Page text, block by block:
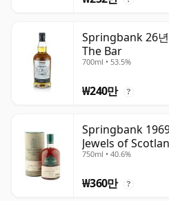
Springbank 26
The Bar
700ml • 53.5%
₩240만 ?
Springbank
Jewels of
Tube
750ml • 40.6%
₩360만 ?